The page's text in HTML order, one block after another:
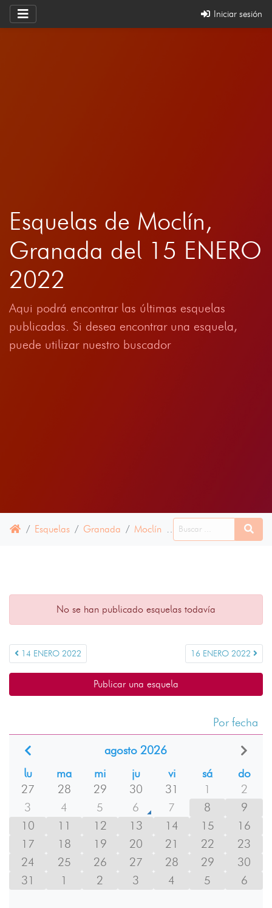
Iniciar sesión
Esquelas de Moclín,
Granada del 15 ENERO
2022
Aqui podrá encontrar las últimas esquelas
publicadas. Si desea encontrar una esquela,
puede utilizar nuestro buscador
Esquelas Granada Moclín 15 ENERO 2022
No se han publicado esquelas todavía
14 ENERO 2022 16 ENERO 2022
Publicar una esquela
Por fecha
agosto 2026
lu
ma mi ju vi sá
do
27
28 29 30 31 1
2
3
4 5 6 7 8
9
10
11 12 13 14 15
16
17
18 19 20 21 22
23
24
25 26 27 28 29
30
31
1 2 3 4 5 6